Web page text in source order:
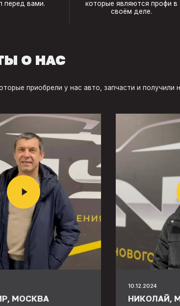
перед вами.
которые являются профи в
своём деле.
О НАС
приобрели у нас авто, запчасти и получили
МОСКВА
10.12.2024
НИКОЛАЙ,